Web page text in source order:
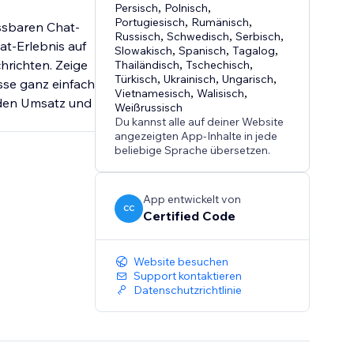
Chat-
Erlebnis auf
Zeige
ganz einfach
Umsatz und
Persisch, Polnisch,
Portugiesisch, Rumänisch,
Russisch,Schwedisch,Serbisch,
Slowakisch,Spanisch,Tagalog,
Thailändisch,Tschechisch,
Türkisch,Ukrainisch,Ungarisch,
Vietnamesisch,Walisisch,
Weißrussisch
Du kannst alle auf deiner Website
angezeigten App-Inhalte in jede
beliebige Sprache übersetzen.
CC
App entwickelt von
Certified Code
Website besuchen
Support kontaktieren
Datenschutzrichtlinie